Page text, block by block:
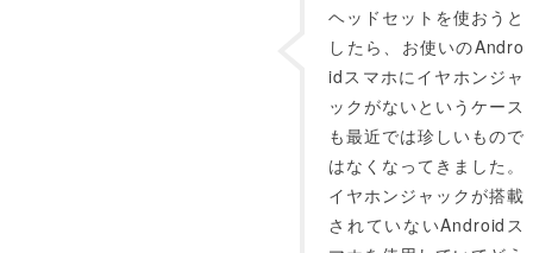
ヘッドセットを使おうと
したら、お使いのAndro
idスマホにイヤホンジャ
ックがないというケース
も最近では珍しいもので
はなくなってきました。
イヤホンジャックが搭載
されていないAndroidス